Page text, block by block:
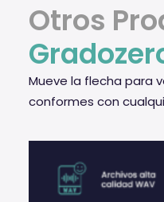
Otros
Mueve la flecha para
conformes con